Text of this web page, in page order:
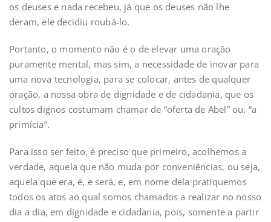
os deuses e nada recebeu, já que os deuses não lhe
deram, ele decidiu roubá-lo.
Portanto, o momento não é o de elevar uma oração
puramente mental, mas sim, a necessidade de inovar para
uma nova tecnologia, para se colocar, antes de qualquer
oração, a nossa obra de dignidade e de cidadania, que os
cultos dignos costumam chamar de “oferta de Abel” ou, “a
primícia”.
Para isso ser feito, é preciso que primeiro, acolhemos a
verdade, aquela que não muda por conveniências, ou seja,
aquela que era, é, e será, e, em nome dela pratiquemos
todos os atos ao qual somos chamados a realizar no nosso
dia a dia, em dignidade e cidadania, pois, somente a partir